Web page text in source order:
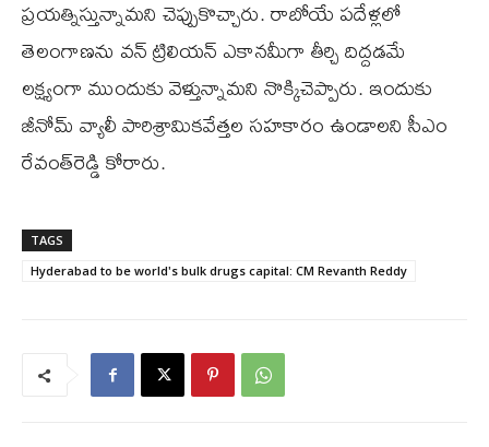
ప్రయత్నిస్తున్నామని చెప్పుకొచ్చారు. రాబోయే పదేళ్లలో
తెలంగాణను వన్ ట్రిలియన్ ఎకానమీగా తీర్చి దిద్దడమే
లక్ష్యంగా ముందుకు వెళ్తున్నామని నొక్కిచెప్పారు. ఇందుకు
జీనోమ్ వ్యాలీ పారిశ్రామికవేత్తల సహకారం ఉండాలని సీఎం
రేవంత్‌రెడ్డి కోరారు.
TAGS
Hyderabad to be world's bulk drugs capital: CM Revanth Reddy